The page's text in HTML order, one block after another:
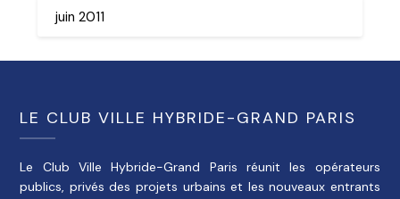
juin 2011
LE CLUB VILLE HYBRIDE-GRAND PARIS
Le Club Ville Hybride-Grand Paris réunit les opérateurs
publics, privés des projets urbains et les nouveaux entrants